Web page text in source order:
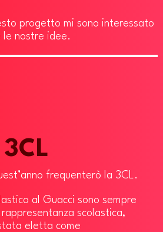
progetto mi sono interessato
le nostre idee.
frequenterò la 3CL.
al Guacci sono sempre
scolastica,
eletta come